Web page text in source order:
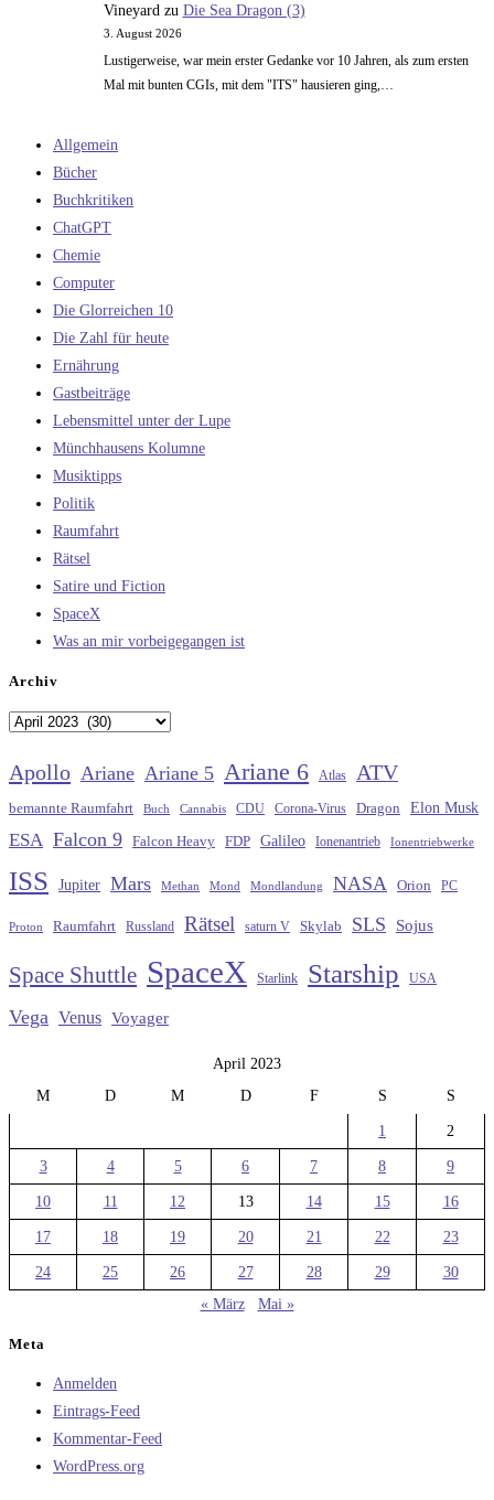
Vineyard zu Die Sea Dragon (3)
3. August 2026
Lustigerweise, war mein erster Gedanke vor 10 Jahren, als zum ersten
Mal mit bunten CGIs, mit dem "ITS" hausieren ging,…
Allgemein
Bücher
Buchkritiken
ChatGPT
Chemie
Computer
Die Glorreichen 10
Die Zahl für heute
Ernährung
Gastbeiträge
Lebensmittel unter der Lupe
Münchhausens Kolumne
Musiktipps
Politik
Raumfahrt
Rätsel
Satire und Fiction
SpaceX
Was an mir vorbeigegangen ist
Archiv
Archiv
Apollo Ariane Ariane 5 Ariane 6 Atlas ATV
bemannte Raumfahrt Buch Cannabis CDU Corona-Virus Dragon Elon Musk
ESA Falcon 9 Falcon Heavy FDP Galileo Ionenantrieb Ionentriebwerke
ISS Jupiter Mars Methan Mond Mondlandung NASA Orion PC
Proton Raumfahrt Russland Rätsel saturn V Skylab SLS Sojus
Space Shuttle SpaceX Starlink Starship USA
Vega Venus Voyager
April 2023
M
D M D F S S
1 2
3 4 5 6 7 8 9
10 11 12 13 14 15 16
17 18 19 20 21 22 23
24 25 26 27 28 29
30
« März
Mai »
Meta
Anmelden
Eintrags-Feed
Kommentar-Feed
WordPress.org